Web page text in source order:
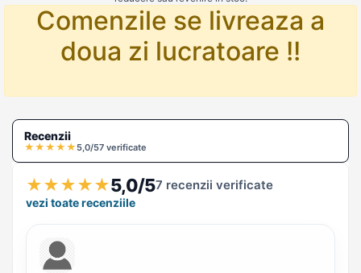
Comenzile se livreaza a
doua zi lucratoare !!
Recenzii
★ ★ ★ ★ ★ 5,0/57 verificate
★★★★★5,0/57 recenzii verificate
vezi toate recenziile